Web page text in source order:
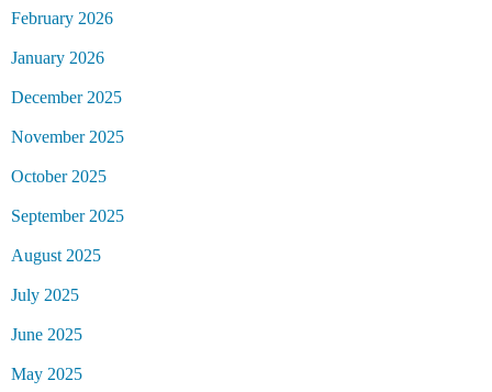
February 2026
January 2026
December 2025
November 2025
October 2025
September 2025
August 2025
July 2025
June 2025
May 2025